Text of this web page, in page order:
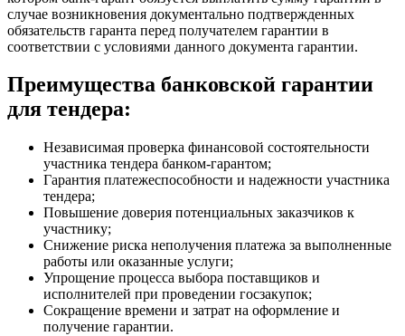
случае возникновения документально подтвержденных
обязательств гаранта перед получателем гарантии в
соответствии с условиями данного документа гарантии.
Преимущества банковской гарантии
для тендера:
Независимая проверка финансовой состоятельности
участника тендера банком-гарантом;
Гарантия платежеспособности и надежности участника
тендера;
Повышение доверия потенциальных заказчиков к
участнику;
Снижение риска неполучения платежа за выполненные
работы или оказанные услуги;
Упрощение процесса выбора поставщиков и
исполнителей при проведении госзакупок;
Сокращение времени и затрат на оформление и
получение гарантии.